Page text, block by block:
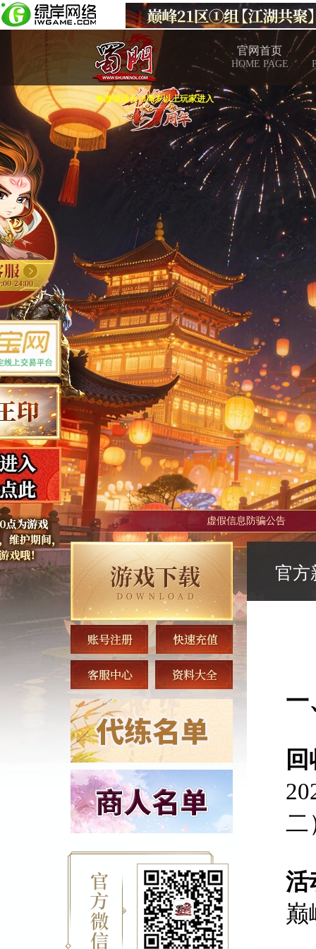
官网首页
HOME PAGE
本游戏适合18周岁以上玩家进入
虚假信息防骗公告
官方
一
二
活